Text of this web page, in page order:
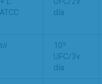
ATCC
día
109
UFC/3v.
día